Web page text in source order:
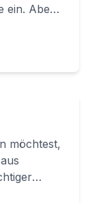
ein. Aber
Sp...
möchtest,